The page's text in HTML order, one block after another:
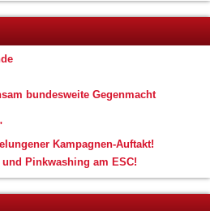
bundesweite Gegenmacht
Kampagnen-Auftakt!
Pinkwashing am ESC!